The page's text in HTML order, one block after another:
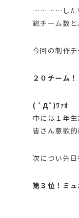
…………したい
総チーム数
今回の制作
２０チーム！
( ﾟДﾟ)ﾜｧｵ
中には１年
皆さん意欲的
次につい先
第３位！ミュ